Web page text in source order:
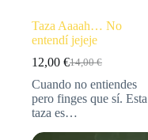
Taza Aaaah… No
entendí jejeje
14,00€
12,00 €
Cuando no entiendes
pero finges que sí. Esta
taza es…